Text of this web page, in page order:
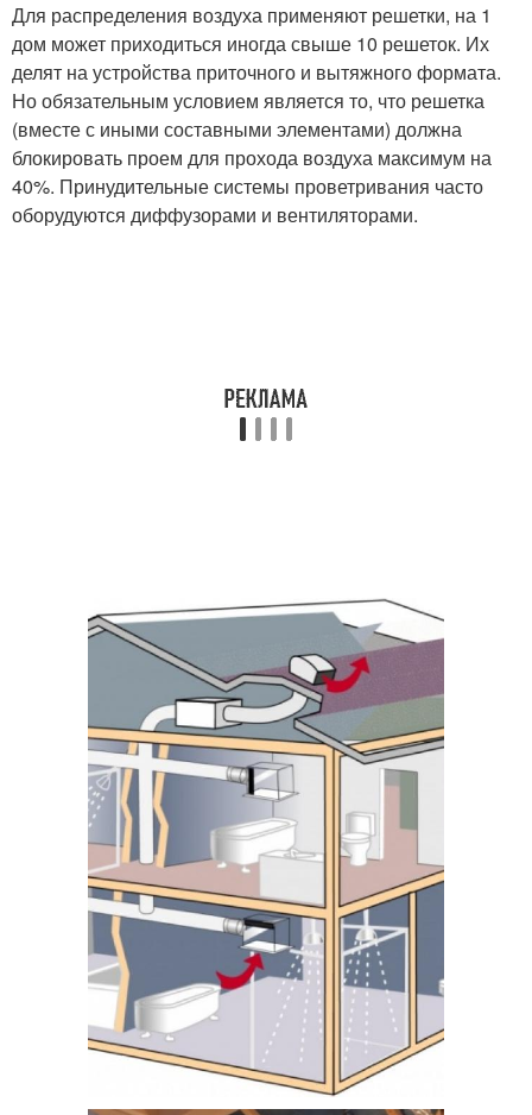
Для распределения воздуха применяют решетки, на 1
дом может приходиться иногда свыше 10 решеток. Их
делят на устройства приточного и вытяжного формата.
Но обязательным условием является то, что решетка
(вместе с иными составными элементами) должна
блокировать проем для прохода воздуха максимум на
40%. Принудительные системы проветривания часто
оборудуются диффузорами и вентиляторами.